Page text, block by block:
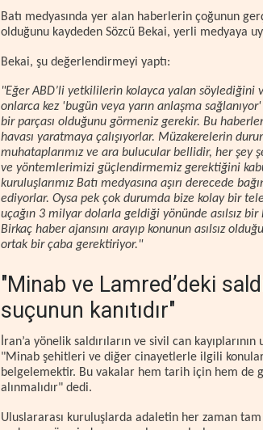
Batı medyasında yer alan haberlerin çoğunun
olduğunu kaydeden Sözcü Bekai, yerli medyaya
Bekai, şu değerlendirmeyi yaptı:
"Eğer ABD’li yetkililerin kolayca yalan söylediğini
onlarca kez 'bugün veya yarın anlaşma
bir parçası olduğunu görmeniz gerekir. Bu
havası yaratmaya çalışıyorlar. Müzakerelerin
muhataplarımız ve ara bulucular bellidir, her
ve yöntemlerimizi güçlendirmemiz gerektiğini
kuruluşlarımız Batı medyasına aşırı derecede
ediyorlar. Oysa pek çok durumda bize kolay bir
uçağın 3 milyar dolarla geldiği yönünde asılsız bir
Birkaç haber ajansını arayıp konunun asılsız
ortak bir çaba gerektiriyor."
"Minab ve Lamred’deki
suçunun kanıtıdır"
İran’a yönelik saldırıların ve sivil can
"Minab şehitleri ve diğer cinayetlerle ilgili
belgelemektir. Bu vakalar hem tarih için hem de
alınmalıdır" dedi.
Uluslararası kuruluşlarda adaletin her zaman